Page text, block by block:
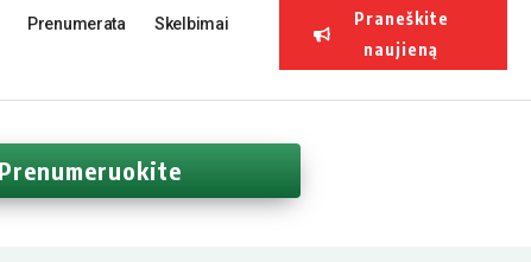
Prenumerata Skelbimai
Praneškite
naujieną
Prenumeruokite